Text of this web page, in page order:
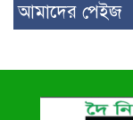
আমাদের পেইজ